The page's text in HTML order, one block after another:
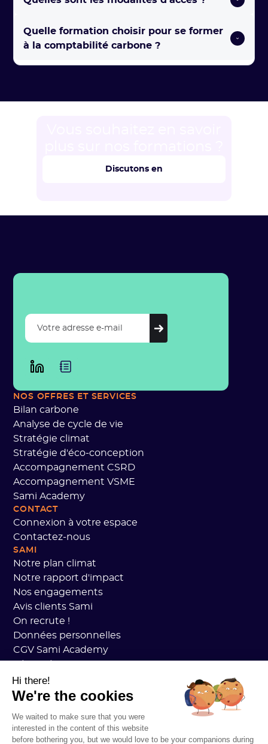
Quelle formation choisir pour se former
à la comptabilité carbone ?
Discutons en
NOS OFFRES ET SERVICES
Bilan carbone
Analyse de cycle de vie
Stratégie climat
Stratégie d'éco-conception
Accompagnement CSRD
Accompagnement VSME
Sami Academy
CONTACT
Connexion à votre espace
Contactez-nous
SAMI
Notre plan climat
Notre rapport d'impact
Nos engagements
Avis clients Sami
On recrute !
Données personnelles
CGV Sami Academy
État des services
Mentions légales
Plan Carbone Général
Open Carbon Practice
Hi there!
We're the cookies
We waited to make sure that you were
interested in the content of this website
before bothering you, but we would love to be your companions during